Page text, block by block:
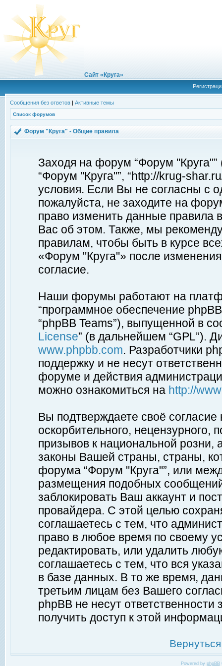
Сайт «Круга»
Сообщения без ответов | Активные темы
Список форумов
Форум "Круга" - Общие правила
Заходя на форум “Форум
“Форум "Круга"”, “http://krug-
условия. Если Вы не согласны с
пожалуйста, не заходите на
право изменить данные правила
Вас об этом. Также, мы
правилам, чтобы быть в курсе
«Форум "Круга"» после
согласие.
Наши форумы работают на
“программное обеспечение
“phpBB Teams”), выпущенной в
License” (в дальнейшем “GPL”).
www.phpbb.com. Разработчики
поддержку и не несут
форуме и действия
можно ознакомиться на http://
Вы подтверждаете своё
оскорбительного, нецензурного,
призывов к национальной
законы Вашей страны, страны,
форума “Форум "Круга"”, или
размещения подобных
заблокировать Ваш аккаунт и
провайдера. С этой целью
соглашаетесь с тем, что
право в любое время по своему
редактировать, или удалить
соглашаетесь с тем, что вся
в базе данных. В то же время,
третьим лицам без Вашего
phpBB не несут ответственности
получить доступ к этой
Powered by phpBB